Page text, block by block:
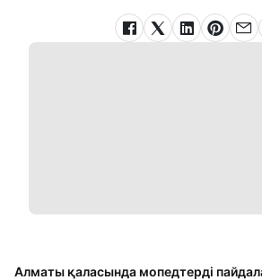
Алматы қаласында мопедтерді